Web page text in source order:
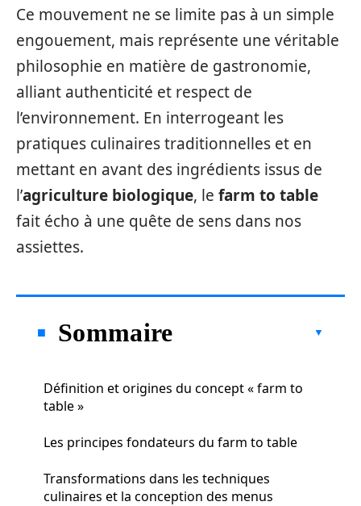
Ce mouvement ne se limite pas à un simple
engouement, mais représente une véritable
philosophie en matière de gastronomie,
alliant authenticité et respect de
l’environnement. En interrogeant les
pratiques culinaires traditionnelles et en
mettant en avant des ingrédients issus de
l’agriculture biologique, le farm to table
fait écho à une quête de sens dans nos
assiettes.
Sommaire
Définition et origines du concept « farm to
table »
Les principes fondateurs du farm to table
Transformations dans les techniques
culinaires et la conception des menus